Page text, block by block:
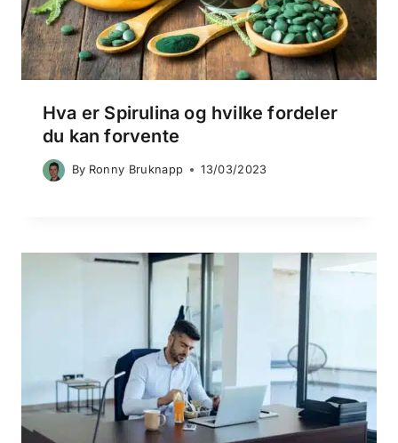
Hva er Spirulina og hvilke fordeler
du kan forvente
By Ronny Bruknapp 13/03/2023